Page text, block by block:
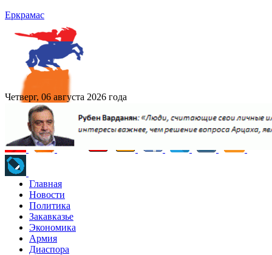
Еркрамас
Четверг, 06 августа 2026 года
Главная
Новости
Политика
Закавказье
Экономика
Армия
Диаспора